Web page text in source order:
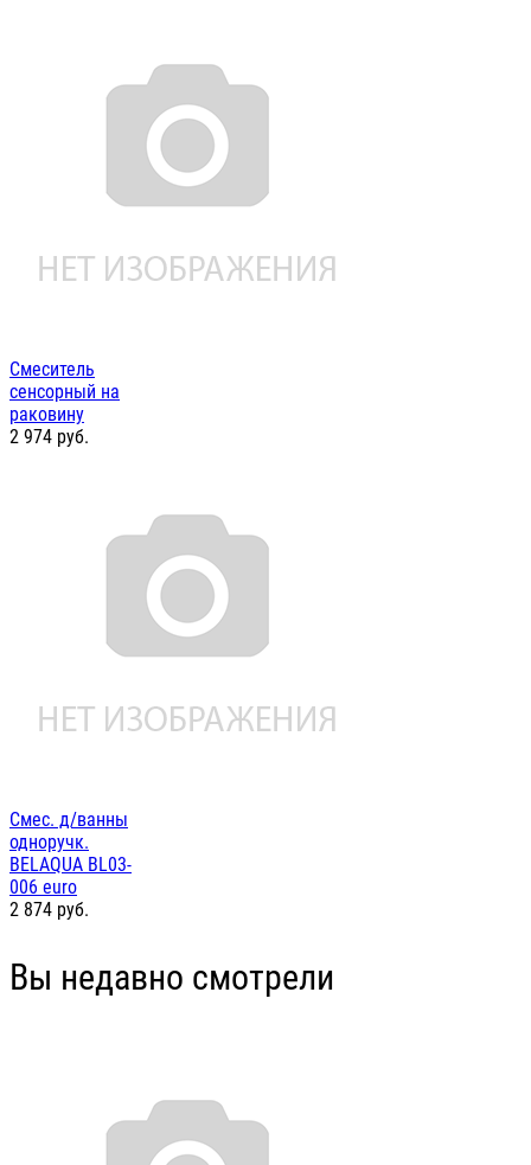
Смеситель
сенсорный на
раковину
2 974 руб.
Смес. д/ванны
одноручк.
BELAQUA BL03-
006 euro
2 874 руб.
Вы недавно смотрели